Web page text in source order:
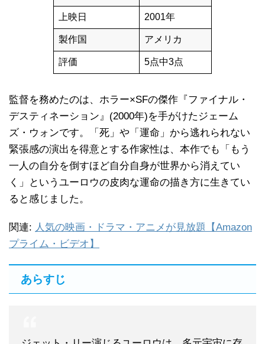
上映日 2001年
製作国 アメリカ
評価 5点中3点
監督を務めたのは、ホラー×SFの傑作『ファイナル・
デスティネーション』(2000年)を手がけたジェーム
ズ・ウォンです。「死」や「運命」から逃れられない
緊張感の演出を得意とする作家性は、本作でも「もう
一人の自分を倒すほど自分自身が世界から消えてい
く」というユーロウの皮肉な運命の描き方に生きてい
ると感じました。
関連: 人気の映画・ドラマ・アニメが見放題【Amazon
プライム・ビデオ】
あらすじ